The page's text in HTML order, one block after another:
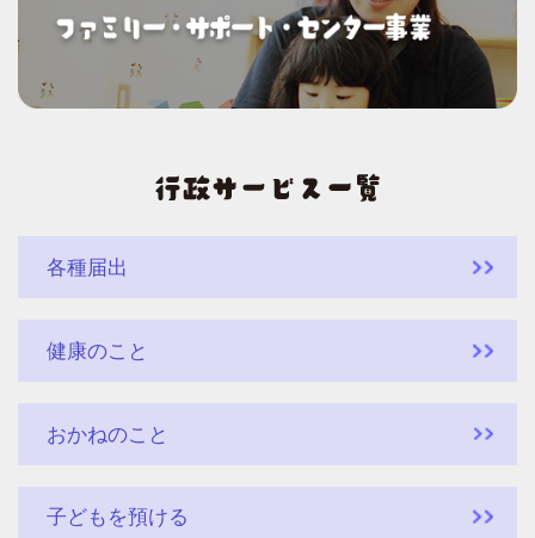
各種届出
健康のこと
おかねのこと
子どもを預ける